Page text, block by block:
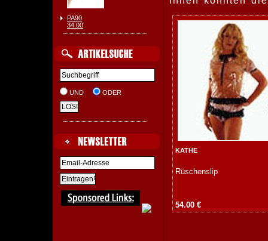
PA90
34.00
UND ODER
KATHE
Rüschenslip
54.00 €